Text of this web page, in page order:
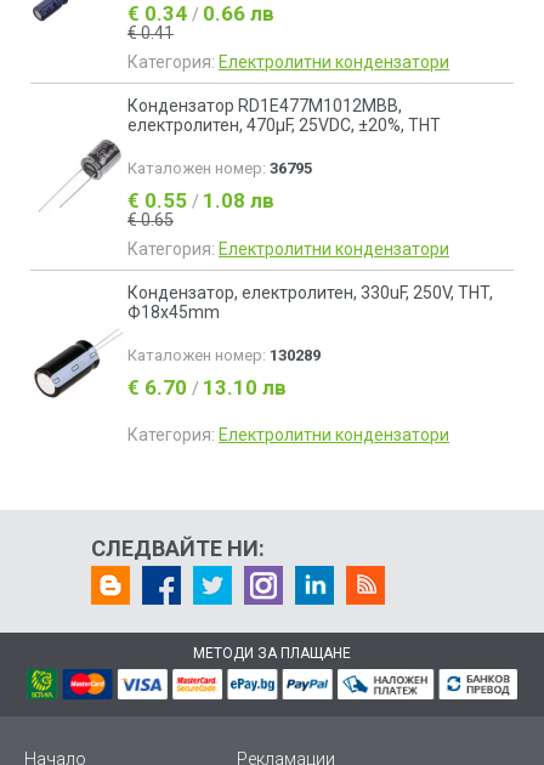
€ 0.34 / 0.66 лв
€ 0.41
Категория: Електролитни кондензатори
Кондензатор RD1E477M1012MBB,
електролитен, 470µF, 25VDC, ±20%, THT
Каталожен номер: 36795
€ 0.55 / 1.08 лв
€ 0.65
Категория: Електролитни кондензатори
Кондензатор, електролитен, 330uF, 250V, THT,
Ф18x45mm
Каталожен номер: 130289
€ 6.70 / 13.10 лв
Категория: Електролитни кондензатори
СЛЕДВАЙТЕ НИ:
МЕТОДИ ЗА ПЛАЩАНЕ
Начало
Рекламации